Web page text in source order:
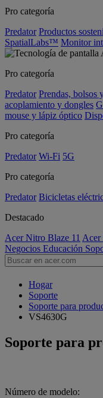
Pro categoría
Predator Productos
SpatialLabs™ Monitor
Pro categoría
Predator Prendas, bolsos
acoplamiento y dongles
mouse y lápiz óptico
Pro categoría
Predator Wi-Fi 5G
Pro categoría
Predator Bicicletas
Destacado
Acer Nitro Blaze 11 Acer
Negocios Educación
Hogar
Soporte
Soporte para
VS4630G
Soporte para
Número de modelo: